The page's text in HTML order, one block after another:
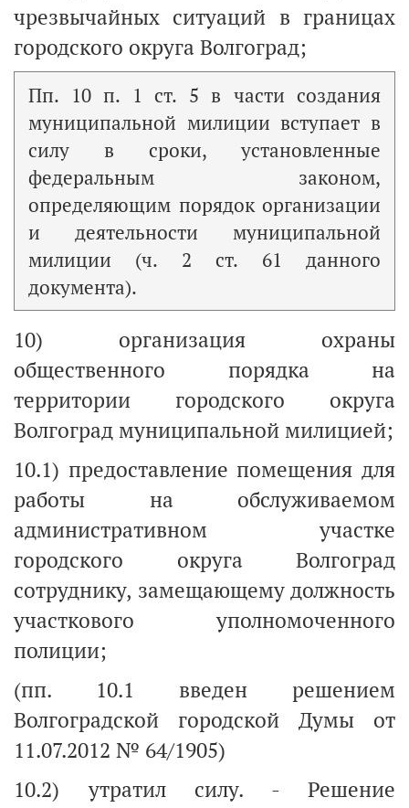
чрезвычайных ситуаций в границах
городского округа Волгоград;
Пп. 10 п. 1 ст. 5 в части создания
муниципальной милиции вступает в
силу в сроки, установленные
федеральным законом,
определяющим порядок организации
и деятельности муниципальной
милиции (ч. 2 ст. 61 данного
документа).
10) организация охраны
общественного порядка на
территории городского округа
Волгоград муниципальной милицией;
10.1) предоставление помещения для
работы на обслуживаемом
административном участке
городского округа Волгоград
сотруднику, замещающему должность
участкового уполномоченного
полиции;
(пп. 10.1 введен решением
Волгоградской городской Думы от
11.07.2012 № 64/1905)
10.2) утратил силу. - Решение